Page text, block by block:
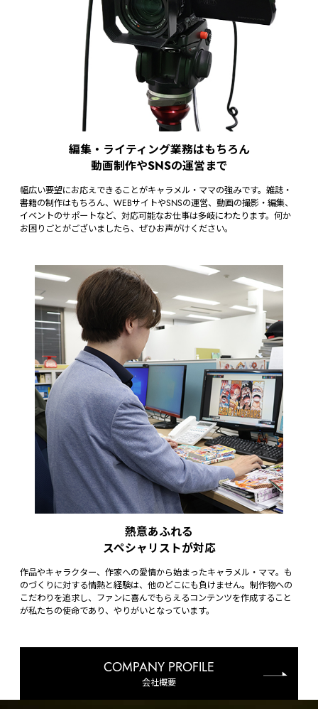
編集・ライティング業務はもちろん
動画制作やSNSの運営まで
幅広い要望にお応えできることがキャラメル・ママの強みです。雑誌・
書籍の制作はもちろん、WEBサイトやSNSの運営、動画の撮影・編集、
イベントのサポートなど、対応可能なお仕事は多岐にわたります。何か
お困りごとがございましたら、ぜひお声がけください。
熱意あふれる
スペシャリストが対応
作品やキャラクター、作家への愛情から始まったキャラメル・ママ。も
のづくりに対する情熱と経験は、他のどこにも負けません。制作物への
こだわりを追求し、ファンに喜んでもらえるコンテンツを作成すること
が私たちの使命であり、やりがいとなっています。
COMPANY PROFILE
会社概要